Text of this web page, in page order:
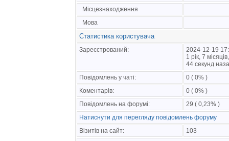
Місцезнаходження
Мова
Статистика користувача
Зареєстрований:
2024-12-19
1 рік, 7
44 секунд
Повідомлень у чаті:
0 ( 0% )
Коментарів:
0 ( 0% )
Повідомлень на форумі:
29 ( 0,23% )
Натиснути для перегляду повідомлень форуму
Візитів на сайт:
103